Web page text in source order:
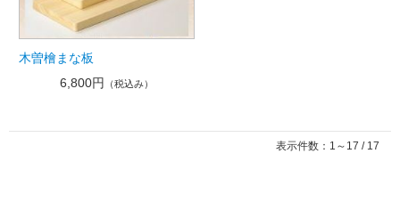
木曽檜まな板
6,800円
（税込み）
表示件数：1～17 / 17